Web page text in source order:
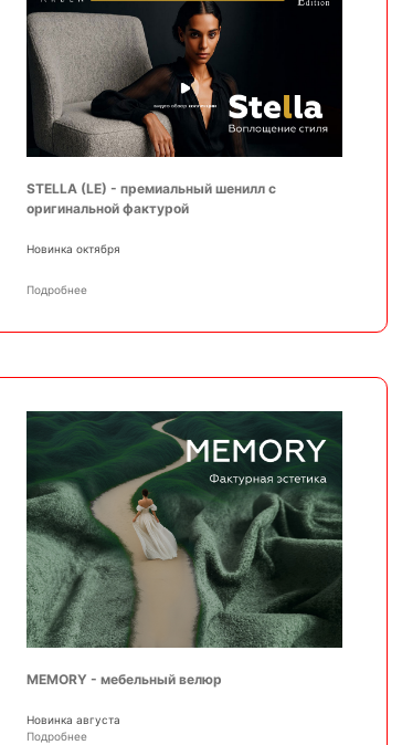
STELLA (LE) - премиальный шенилл с
оригинальной фактурой
Новинка октября
Подробнее
MEMORY - мебельный велюр
Новинка августа
Подробнее